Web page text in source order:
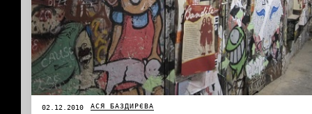
02.12.2010 АСЯ БАЗДИРЄВА